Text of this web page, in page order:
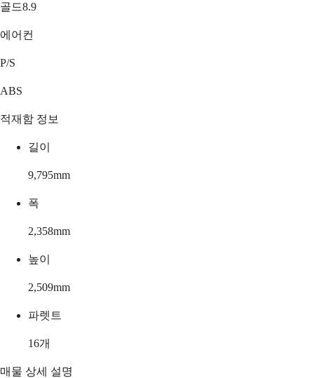
골드8.9
에어컨
P/S
ABS
적재함 정보
길이
9,795mm
폭
2,358mm
높이
2,509mm
파렛트
16개
매물 상세 설명